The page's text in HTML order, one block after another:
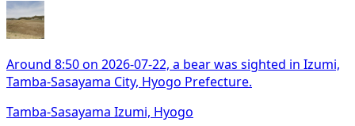
Around 8:50 on 2026-07-22, a bear was sighted in Izumi,
Tamba-Sasayama City, Hyogo Prefecture.
Tamba-Sasayama Izumi, Hyogo